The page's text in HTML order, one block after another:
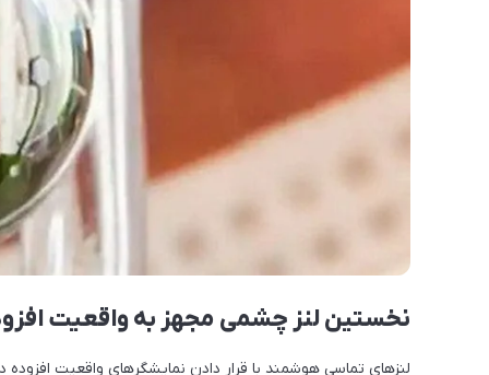
نخستین لنز چشمی مجهز به واقعیت
لنزهای تماسی هوشمند با قرار دادن نمایشگرهای واقعیت